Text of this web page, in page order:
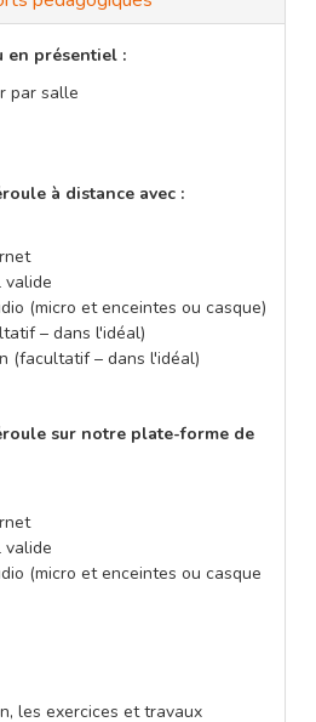
en présentiel :
par salle
à distance avec :
valide
(micro et enceintes ou casque)
– dans l'idéal)
(facultatif – dans l'idéal)
sur notre plate-forme de
valide
(micro et enceintes ou casque
les exercices et travaux